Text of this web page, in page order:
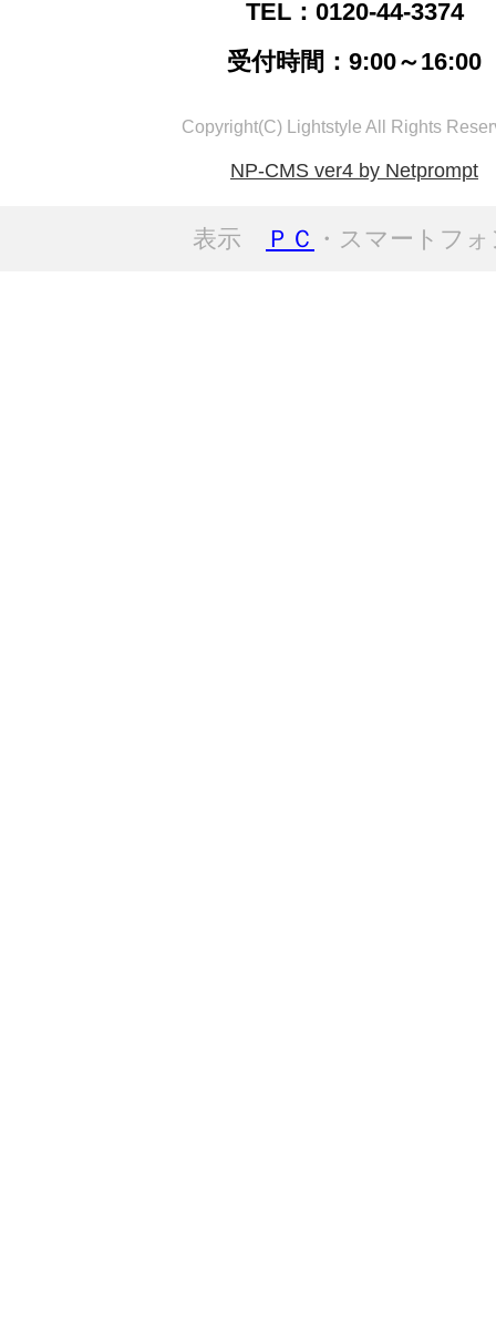
TEL：0120-44-3374
受付時間：9:00～16:00
Copyright(C) Lightstyle All Rights
NP-CMS ver4 by Netprompt
表示 ＰＣ ・スマートフ